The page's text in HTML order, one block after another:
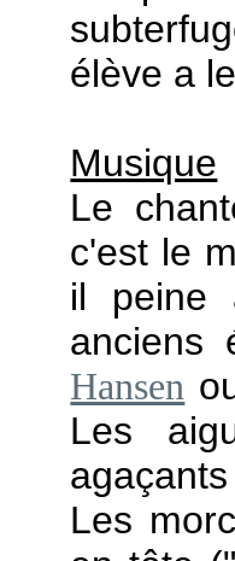
élève a
Musique
Le
c'est le
il peine
anciens
Hansen
Les
Les